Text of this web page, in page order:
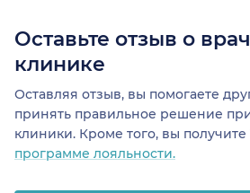
Оставьте отзыв о
клинике
Оставляя отзыв, вы помогаете
принять правильное решение
клиники. Кроме того, вы получите
программе лояльности.